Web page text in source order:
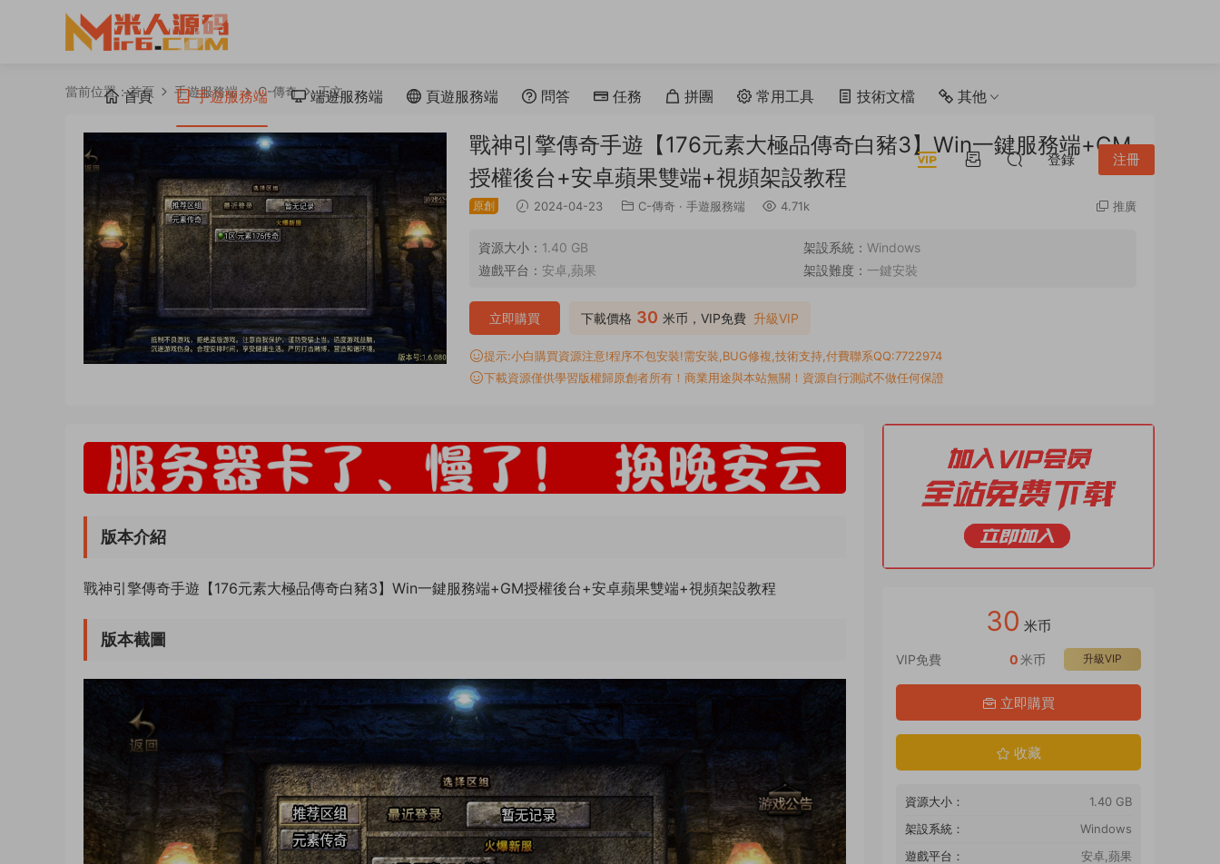
首頁 手遊服務端 端遊服務端 頁遊服務端 問答 任務 拼團 常用工具 技術文檔 其他
登錄 注冊
當前位置：首頁 手遊服務端 C-傳奇 正文
戰神引擎傳奇手遊【176元素大極品傳奇白豬3】Win一鍵服務端+GM
授權後台+安卓蘋果雙端+視頻架設教程
原創 2024-04-23 C-傳奇 · 手遊服務端 4.71k 推廣
資源大小： 1.40 GB 架設系統： Windows
遊戲平台： 安卓,蘋果 架設難度： 一鍵安裝
下載價格 30 米币，VIP免費 升級VIP
立即購買
提示:小白購買資源注意!程序不包安裝!需安裝,BUG修複,技術支持,付費聯系QQ:7722974
下載資源僅供學習版權歸原創者所有！商業用途與本站無關！資源自行測試不做任何保證
版本介紹
戰神引擎傳奇手遊【176元素大極品傳奇白豬3】Win一鍵服務端+GM授權後台+安卓蘋果雙端+視頻架設教程
版本截圖
30 米币
VIP免費 升級VIP
0米币
立即購買
收藏
資源大小：
1.40 GB
架設系統：
Windows
遊戲平台：
安卓,蘋果